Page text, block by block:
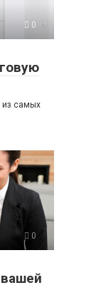
0
из самых
0